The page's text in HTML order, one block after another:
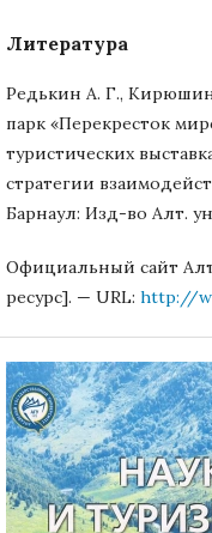
Литература
Редькин А. Г.,
парк «Перекресток
туристических
стратегии
Барнаул: Изд-во Алт.
Официальный сайт
ресурс]. — URL: http://